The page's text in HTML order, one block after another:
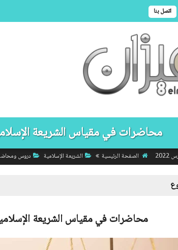
اتصل بنا
محاضرات في مقياس الشريعة
الصفحة الرئيسية الشريعة الإسلامية دروس
محاضرات في مقياس الشريعة